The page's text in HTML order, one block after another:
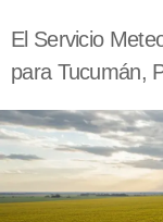
El Servicio
para Tucumán,